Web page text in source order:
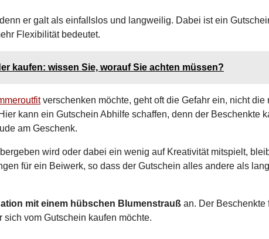
er galt als einfallslos und langweilig. Dabei ist ein
Flexibilität bedeutet.
kaufen: wissen Sie, worauf Sie achten müssen?
verschenken möchte, geht oft die Gefahr ein, nicht die
kann ein Gutschein Abhilfe schaffen, denn der Beschenkte
am Geschenk.
wird oder dabei ein wenig auf Kreativität mitspielt,
für ein Beiwerk, so dass der Gutschein alles andere als
mit einem hübschen Blumenstrauß an. Der Beschenkte
vom Gutschein kaufen möchte.